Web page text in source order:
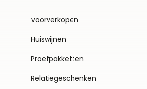
Voorverkopen
Huiswijnen
Proefpakketten
Relatiegeschenken